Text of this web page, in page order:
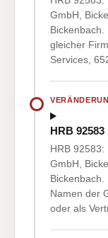
GmbH,
gleicher
Services,
HRB 92583
HRB
GmbH,
Namen der
oder als